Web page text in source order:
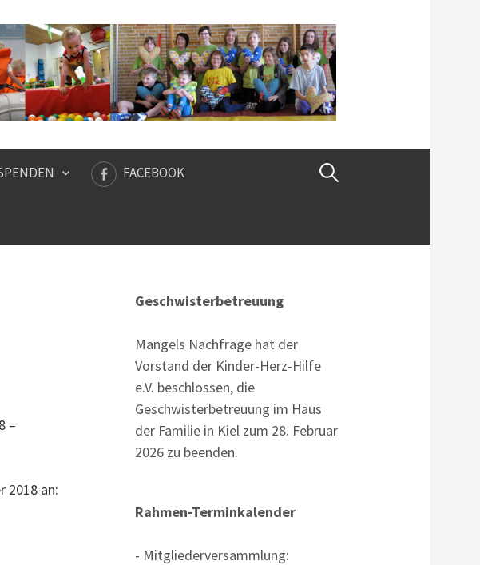
FACEBOOK Suchen
–
2018 an:
Geschwisterbetreuung
Mangels Nachfrage hat der
Vorstand der Kinder-Herz-Hilfe
e.V. beschlossen, die
Geschwisterbetreuung im Haus
der Familie in Kiel zum 28. Februar
2026 zu beenden.
Rahmen-Terminkalender
- Mitgliederversammlung: